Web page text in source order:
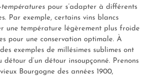
températures pour s’adapter à différents
Par exemple, certains vins blancs
une température légèrement plus froide
pour une conservation optimale. À
exemples de millésimes sublimes ont
détour d’un détour insoupçonné. Prenons
Bourgogne des années 1900,